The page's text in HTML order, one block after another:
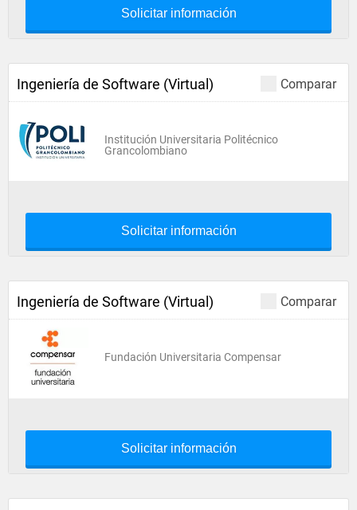
Solicitar información
Comparar
Ingeniería de Software (Virtual)
Institución Universitaria Politécnico
Grancolombiano
Solicitar información
Comparar
Ingeniería de Software (Virtual)
Fundación Universitaria Compensar
Solicitar información